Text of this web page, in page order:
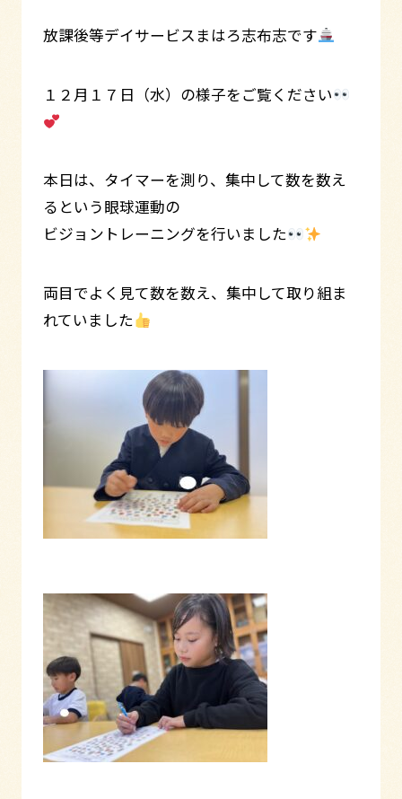
放課後等デイサービスまはろ志布志です
１２月１７日（水）の様子をご覧ください
本日は、タイマーを測り、集中して数を数え
るという眼球運動の
ビジョントレーニングを行いました
両目でよく見て数を数え、集中して取り組ま
れていました